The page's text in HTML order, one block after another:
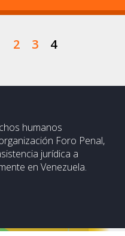
2 3 4
humanos
Foro Penal,
jurídica a
en Venezuela.